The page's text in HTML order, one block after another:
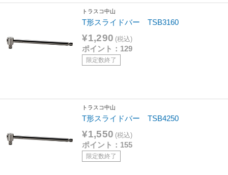
トラスコ中山
T形スライドバー TSB3160
¥1,290 (税込)
ポイント：129
限定数終了
トラスコ中山
T形スライドバー TSB4250
¥1,550 (税込)
ポイント：155
限定数終了